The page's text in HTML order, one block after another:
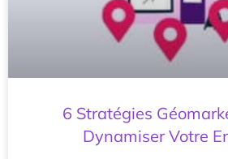
6 Stratégies
Dynamiser Votre